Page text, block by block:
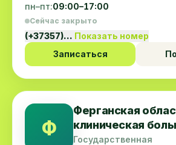
пн–пт:09:00–17:00
Сейчас закрыто
(+37357)… Показать номер
Записаться
Ф
Ферганская
клиническая
Государственная